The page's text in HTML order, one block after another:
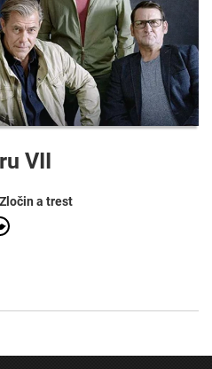
VII
Zločin a trest